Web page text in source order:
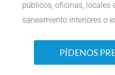
públicos, oficinas, locales
saneamiento interiores o
PÍDENOS